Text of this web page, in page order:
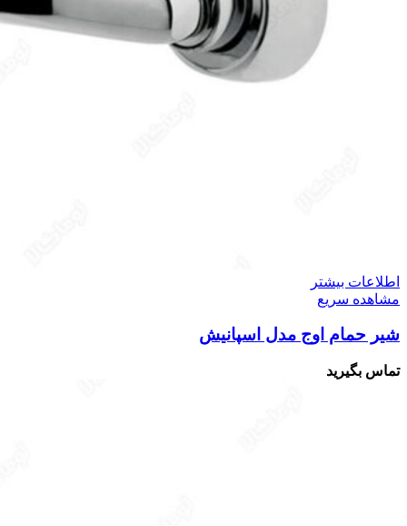
اطلاعات بیشتر
مشاهده سریع
شیر حمام اوج مدل اسپانیش
تماس بگیرید